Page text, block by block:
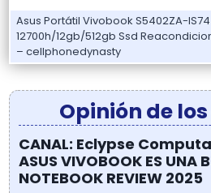
Asus Portátil Vivobook S5402ZA-IS74
12700h/12gb/512gb Ssd
– cellphonedynasty
Opinión de
CANAL: Eclypse
ASUS VIVOBOOK ES UNA
NOTEBOOK REVIEW 2025